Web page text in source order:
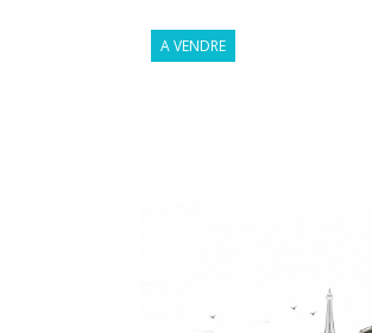
A VENDRE